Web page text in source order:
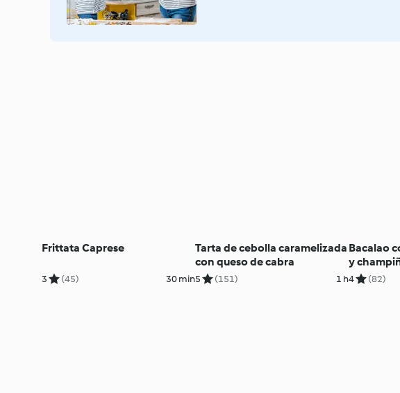
Frittata Caprese
3 (45) 30 min
Tarta de cebolla caramelizada
con queso de cabra
5 (151) 1 h
Bacalao
y
vapor
4 (82)